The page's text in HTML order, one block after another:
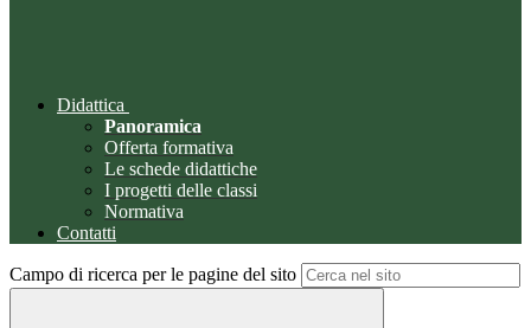
Didattica
Panoramica
Offerta formativa
Le schede didattiche
I progetti delle classi
Normativa
Contatti
Campo di ricerca per le pagine del sito